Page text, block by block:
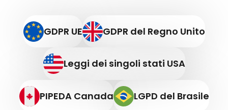
GDPR UE GDPR del Regno Unito
Leggi dei singoli stati USA
PIPEDA Canada LGPD del Brasile